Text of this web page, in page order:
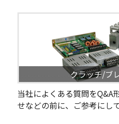
クラッチ/ブ
当社によくある質問をQ&A
せなどの前に、ご参考にし